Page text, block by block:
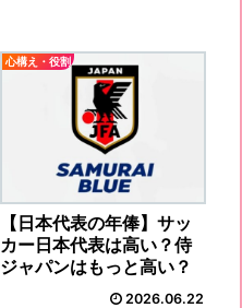
心構え・役割
【日本代表の年俸】サッ
カー日本代表は高い？侍
ジャパンはもっと高い？
2026.06.22